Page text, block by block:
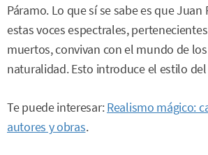
Páramo. Lo que sí se sabe es que Juan
estas voces espectrales,
muertos, convivan con el mundo de
naturalidad. Esto introduce el estilo del
Te puede interesar:Realismo mágico:
autores y obras.